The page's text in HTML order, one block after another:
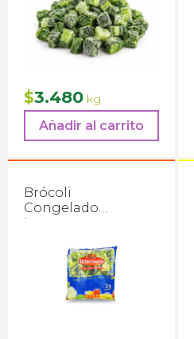
$3.480 kg
Añadir al carrito
Brócoli
Congelado
Interagro